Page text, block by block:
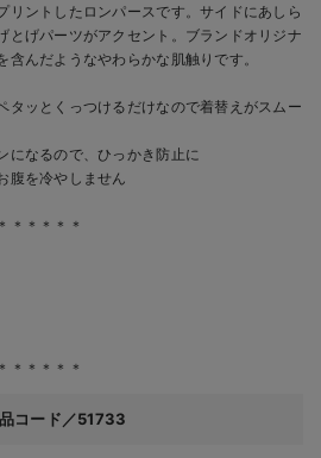
リントしたロンパースです。サイドにあしら
とげパーツがアクセント。ブランドオリジナ
含んだようなやわらかな肌触りです。
タッとくっつけるだけなので着替えがスムー
になるので、ひっかき防止に
腹を冷やしません
＊＊＊＊＊
＊＊＊＊＊
コード／51733